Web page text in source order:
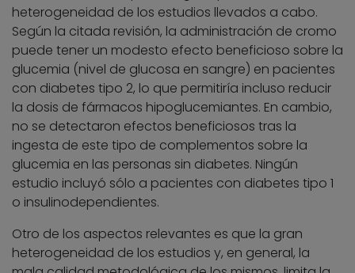
heterogeneidad de los estudios llevados a cabo.
Según la citada revisión, la administración de cromo
puede tener un modesto efecto beneficioso sobre la
glucemia (nivel de glucosa en sangre) en pacientes
con diabetes tipo 2, lo que permitiría incluso reducir
la dosis de fármacos hipoglucemiantes. En cambio,
no se detectaron efectos beneficiosos tras la
ingesta de este tipo de complementos sobre la
glucemia en las personas sin diabetes. Ningún
estudio incluyó sólo a pacientes con diabetes tipo 1
o insulinodependientes.
Otro de los aspectos relevantes es que la gran
heterogeneidad de los estudios y, en general, la